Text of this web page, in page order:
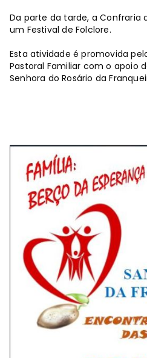
Da parte da tarde, a Confraria
um Festival de Folclore.
Esta atividade é promovida
Pastoral Familiar com o apoio
Senhora do Rosário da